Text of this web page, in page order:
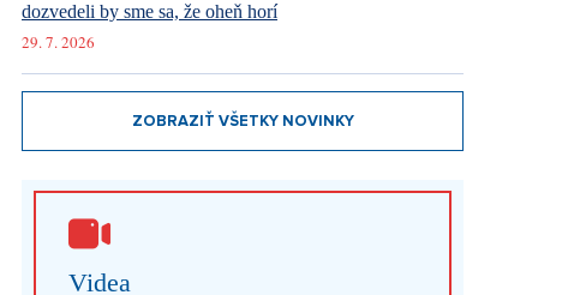
dozvedeli by sme sa, že oheň horí
29. 7. 2026
ZOBRAZIŤ VŠETKY NOVINKY
Videa